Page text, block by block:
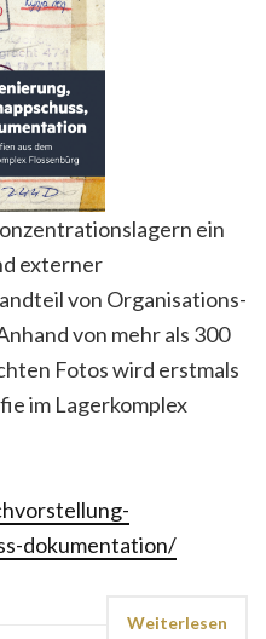
ein
externer
von Organisations-
von mehr als 300
Fotos wird erstmals
im Lagerkomplex
dokumentation/
Weiterlesen